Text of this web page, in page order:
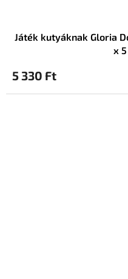
Játék kutyáknak Gloria
x
5 330 Ft